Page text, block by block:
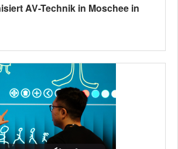
AV-Technik in Moschee in